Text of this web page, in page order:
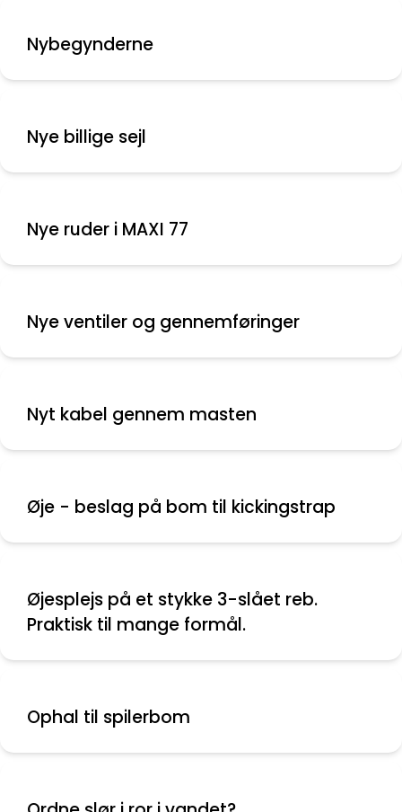
Nybegynderne
Nye billige sejl
Nye ruder i MAXI 77
Nye ventiler og gennemføringer
Nyt kabel gennem masten
Øje - beslag på bom til kickingstrap
Øjesplejs på et stykke 3-slået reb.
Praktisk til mange formål.
Ophal til spilerbom